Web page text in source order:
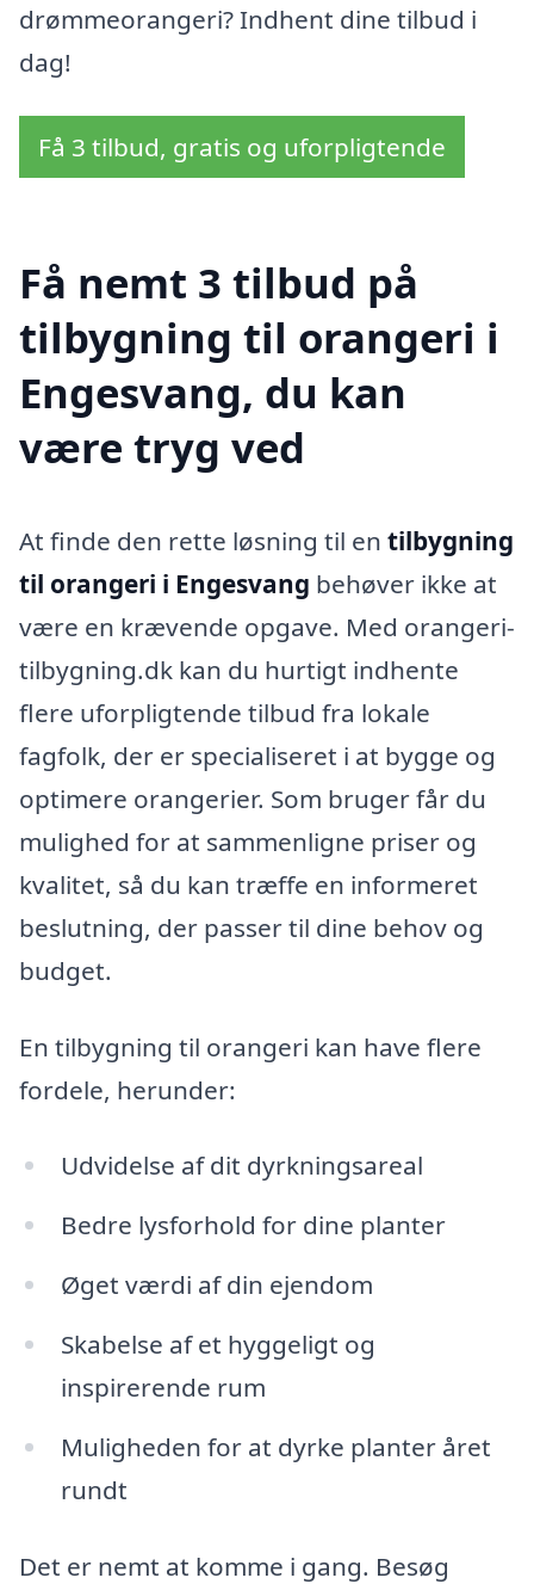
drømmeorangeri? Indhent dine tilbud i
dag!
Få 3 tilbud, gratis og uforpligtende
Få nemt 3 tilbud på
tilbygning til orangeri i
Engesvang, du kan
være tryg ved
At finde den rette løsning til en tilbygning
til orangeri i Engesvang behøver ikke at
være en krævende opgave. Med orangeri-
tilbygning.dk kan du hurtigt indhente
flere uforpligtende tilbud fra lokale
fagfolk, der er specialiseret i at bygge og
optimere orangerier. Som bruger får du
mulighed for at sammenligne priser og
kvalitet, så du kan træffe en informeret
beslutning, der passer til dine behov og
budget.
En tilbygning til orangeri kan have flere
fordele, herunder:
Udvidelse af dit dyrkningsareal
Bedre lysforhold for dine planter
Øget værdi af din ejendom
Skabelse af et hyggeligt og
inspirerende rum
Muligheden for at dyrke planter året
rundt
Det er nemt at komme i gang. Besøg